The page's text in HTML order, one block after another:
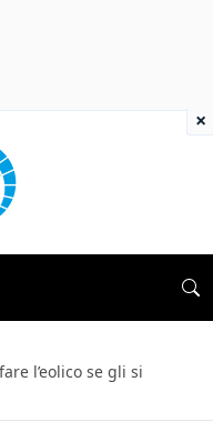
l’eolico se gli si
×